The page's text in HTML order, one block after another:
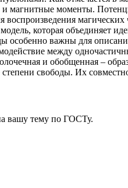
моменты.
которая объединяет
особенно важны для
между
и обобщенная –
свободы. Их
вашу тему по ГОСТу.